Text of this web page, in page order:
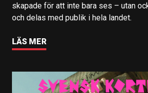
skapade för att inte bara ses – utan
och delas med publik i hela landet.
LÄS MER